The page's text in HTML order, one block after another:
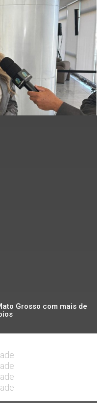
Grosso com mais de